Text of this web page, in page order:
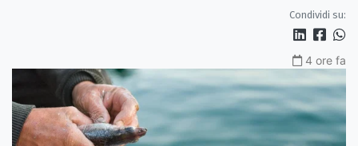
Condividi su:
4 ore fa